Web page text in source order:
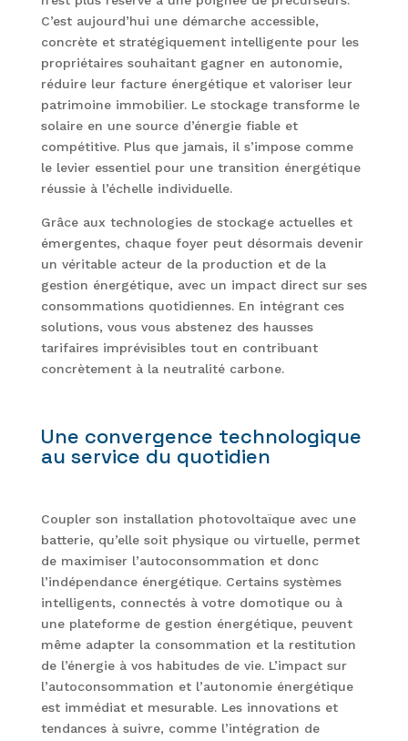
C’est aujourd’hui une démarche accessible,
concrète et stratégiquement intelligente pour les
propriétaires souhaitant gagner en autonomie,
réduire leur facture énergétique et valoriser leur
patrimoine immobilier. Le stockage transforme le
solaire en une source d’énergie fiable et
compétitive. Plus que jamais, il s’impose comme
le levier essentiel pour une transition énergétique
réussie à l’échelle individuelle.
Grâce aux technologies de stockage actuelles et
émergentes, chaque foyer peut désormais devenir
un véritable acteur de la production et de la
gestion énergétique, avec un impact direct sur ses
consommations quotidiennes. En intégrant ces
solutions, vous vous abstenez des hausses
tarifaires imprévisibles tout en contribuant
concrètement à la neutralité carbone.
Une convergence technologique
au service du quotidien
Coupler son installation photovoltaïque avec une
batterie, qu’elle soit physique ou virtuelle, permet
de maximiser l’autoconsommation et donc
l’indépendance énergétique. Certains systèmes
intelligents, connectés à votre domotique ou à
une plateforme de gestion énergétique, peuvent
même adapter la consommation et la restitution
de l’énergie à vos habitudes de vie. L’impact sur
l’autoconsommation et l’autonomie énergétique
est immédiat et mesurable. Les innovations et
tendances à suivre, comme l’intégration de